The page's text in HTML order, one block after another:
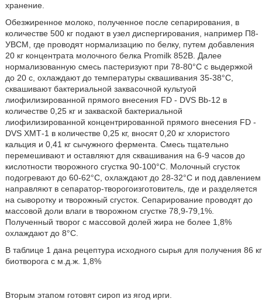
хранение.
Обезжиренное молоко, полученное после сепарирования, в
количестве 500 кг подают в узел диспергирования, например П8-
УВСМ, где проводят нормализацию по белку, путем добавления
20 кг концентрата молочного белка Promilk 852В. Далее
нормализованную смесь пастеризуют при 78-80°С с выдержкой
до 20 с, охлаждают до температуры сквашивания 35-38°С,
сквашивают бактериальной заквасочной культуой
лиофилизированной прямого внесения FD - DVS Bb-12 в
количестве 0,25 кг и закваской бактериальной
лиофилизированной концентрированной прямого внесения FD -
DVS ХМТ-1 в количестве 0,25 кг, вносят 0,20 кг хлористого
кальция и 0,41 кг сычужного фермента. Смесь тщательно
перемешивают и оставляют для сквашивания на 6-9 часов до
кислотности творожного сгустка 90-100°С. Молочный сгусток
подогревают до 60-62°С, охлаждают до 28-32°С и под давлением
направляют в сепаратор-творогоизготовитель, где и разделяется
на сыворотку и творожный сгусток. Сепарирование проводят до
массовой доли влаги в творожном сгустке 78,9-79,1%.
Полученный творог с массовой долей жира не более 1,8%
охлаждают до 8°С.
В таблице 1 дана рецептура исходного сырья для получения 86 кг
биотворога с м.д.ж. 1,8%
Вторым этапом готовят сироп из ягод ирги.